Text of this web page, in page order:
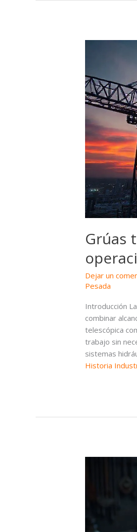
Grúas
Dejar un
Pesada
Introducción
combinar
telescópica
trabajo sin
sistemas
Historia